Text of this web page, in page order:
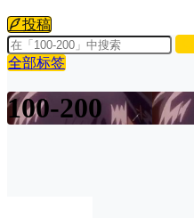
投稿
全部标签
100-200